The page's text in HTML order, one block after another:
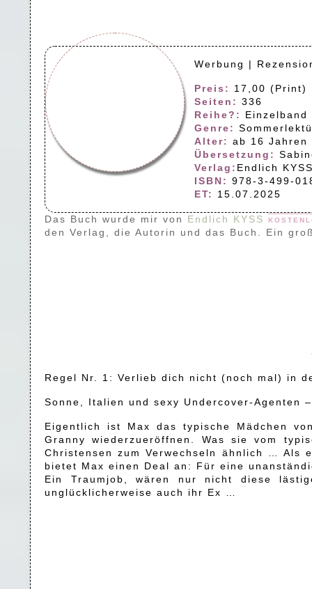
Werbung |
Preis:
17,00 (Print)
Seiten: 336
Reihe?:
Einzelband
Genre:
Alter: ab 16 Jahren
Übersetzung:
Verlag: Endlich
ISBN: 978-3-499-
ET:
15.07.2025
Das Buch wurde mir von Endlich KYSS
den Verlag, die Autorin und das Buch. Ein
Regel Nr. 1: Verlieb dich nicht (noch mal) in
Sonne, Italien und sexy Undercover-Agenten
Eigentlich ist Max das typische Mädchen
Granny wiederzueröffnen. Was sie vom
Christensen zum Verwechseln ähnlich … Als
bietet Max einen Deal an: Für eine
Ein Traumjob, wären nur nicht diese
unglücklicherweise auch ihr Ex …